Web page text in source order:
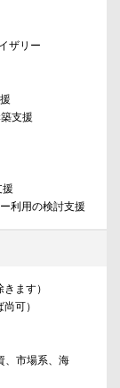
ザリー
支援
援
利用の検討支援
ます）
可）
、市場系、海